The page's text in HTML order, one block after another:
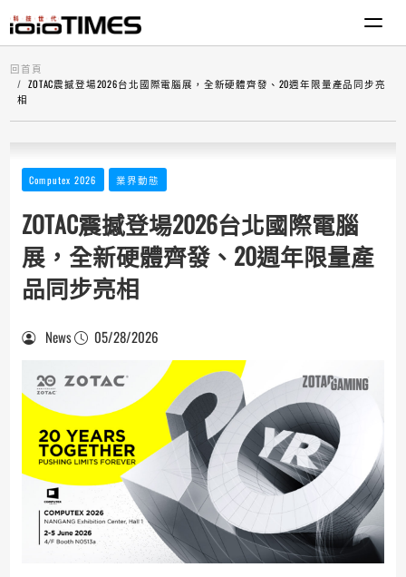
回首頁
ZOTAC震撼登場2026台北國際電腦展，全新硬體齊發、20週年限量產品同步亮
相
Computex 2026 業界動態
ZOTAC震撼登場2026台北國際電腦
展，全新硬體齊發、20週年限量產
品同步亮相
News 05/28/2026